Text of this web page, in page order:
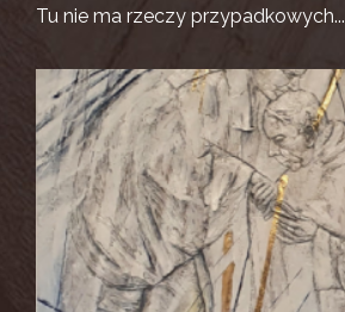
Tu nie ma rzeczy przypadkowych...